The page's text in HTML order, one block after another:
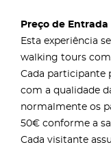
Preço de Entrada
Esta experiência
walking tours
Cada participante
com a qualidade
normalmente os
50€ conforme a
Cada visitante